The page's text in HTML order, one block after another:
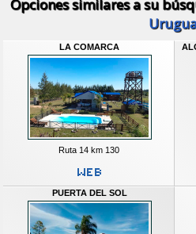
Opciones similares a su
LA COMARCA
Ruta 14 km 130
PUERTA DEL SOL